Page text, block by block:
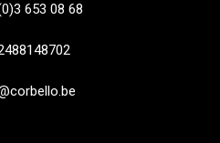
653 08 68